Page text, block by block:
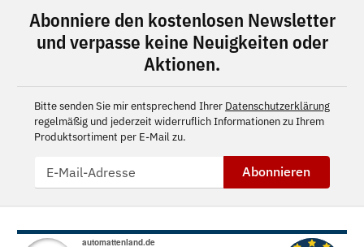
Abonniere den kostenlosen Newsletter
und verpasse keine Neuigkeiten oder
Aktionen.
Bitte senden Sie mir entsprechend Ihrer Datenschutzerklärung
regelmäßig und jederzeit widerruflich Informationen zu Ihrem
Produktsortiment per E-Mail zu.
Abonnieren